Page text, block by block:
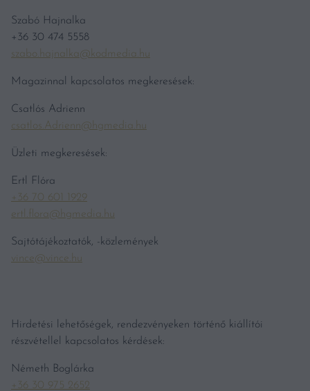
Szabó Hajnalka
+36 30 474 5558
szabo.hajnalka@kodmedia.hu
Magazinnal kapcsolatos megkeresések:
Csatlós Adrienn
csatlos.Adrienn@hgmedia.hu
Üzleti megkeresések:
Ertl Flóra
+36 70 601 1929
ertl.flora@hgmedia.hu
Sajtótájékoztatók, -közlemények
vince@vince.hu
Hirdetési lehetőségek, rendezvényeken történő kiállítói
részvétellel kapcsolatos kérdések:
Németh Boglárka
+36 30 975 2652